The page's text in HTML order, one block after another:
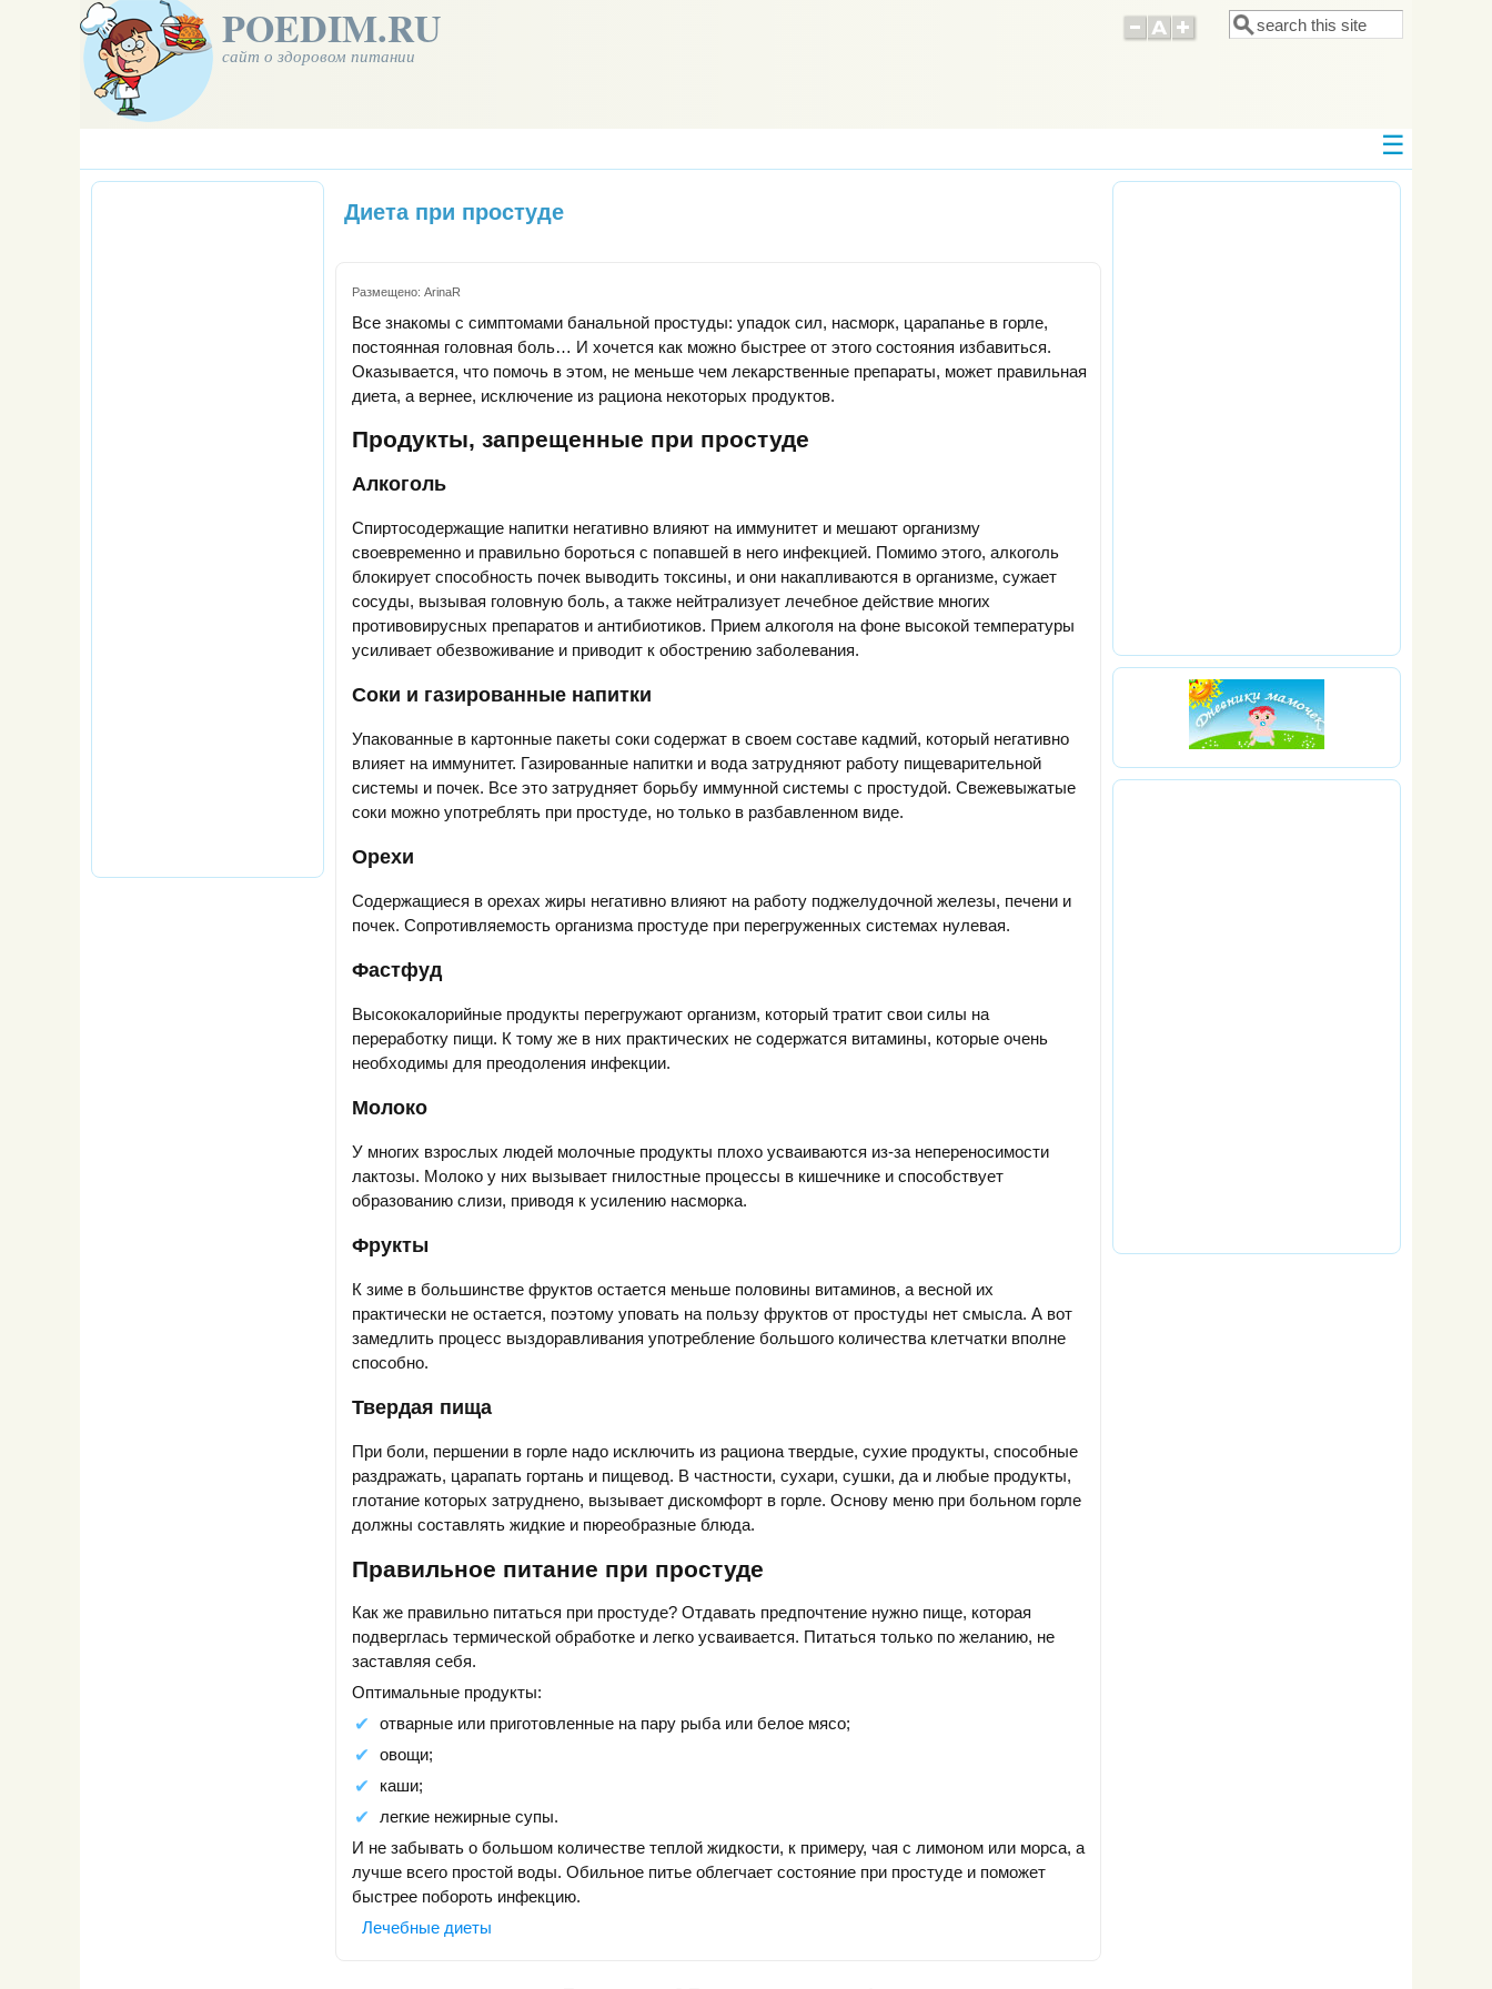
POEDIM.RU
сайт о здоровом питании
Форма поиска
Поиск
Диета при простуде
Размещено: ArinaR
Все знакомы с симптомами банальной простуды: упадок сил, насморк, царапанье в горле,
постоянная головная боль… И хочется как можно быстрее от этого состояния избавиться.
Оказывается, что помочь в этом, не меньше чем лекарственные препараты, может правильная
диета, а вернее, исключение из рациона некоторых продуктов.
Продукты, запрещенные при простуде
Алкоголь
Спиртосодержащие напитки негативно влияют на иммунитет и мешают организму
своевременно и правильно бороться с попавшей в него инфекцией. Помимо этого, алкоголь
блокирует способность почек выводить токсины, и они накапливаются в организме, сужает
сосуды, вызывая головную боль, а также нейтрализует лечебное действие многих
противовирусных препаратов и антибиотиков. Прием алкоголя на фоне высокой температуры
усиливает обезвоживание и приводит к обострению заболевания.
Соки и газированные напитки
Упакованные в картонные пакеты соки содержат в своем составе кадмий, который негативно
влияет на иммунитет. Газированные напитки и вода затрудняют работу пищеварительной
системы и почек. Все это затрудняет борьбу иммунной системы с простудой. Свежевыжатые
соки можно употреблять при простуде, но только в разбавленном виде.
Орехи
Содержащиеся в орехах жиры негативно влияют на работу поджелудочной железы, печени и
почек. Сопротивляемость организма простуде при перегруженных системах нулевая.
Фастфуд
Высококалорийные продукты перегружают организм, который тратит свои силы на
переработку пищи. К тому же в них практических не содержатся витамины, которые очень
необходимы для преодоления инфекции.
Молоко
У многих взрослых людей молочные продукты плохо усваиваются из-за непереносимости
лактозы. Молоко у них вызывает гнилостные процессы в кишечнике и способствует
образованию слизи, приводя к усилению насморка.
Фрукты
К зиме в большинстве фруктов остается меньше половины витаминов, а весной их
практически не остается, поэтому уповать на пользу фруктов от простуды нет смысла. А вот
замедлить процесс выздоравливания употребление большого количества клетчатки вполне
способно.
Твердая пища
При боли, першении в горле надо исключить из рациона твердые, сухие продукты, способные
раздражать, царапать гортань и пищевод. В частности, сухари, сушки, да и любые продукты,
глотание которых затруднено, вызывает дискомфорт в горле. Основу меню при больном горле
должны составлять жидкие и пюреобразные блюда.
Правильное питание при простуде
Как же правильно питаться при простуде? Отдавать предпочтение нужно пище, которая
подверглась термической обработке и легко усваивается. Питаться только по желанию, не
заставляя себя.
Оптимальные продукты:
отварные или приготовленные на пару рыба или белое мясо;
овощи;
каши;
легкие нежирные супы.
И не забывать о большом количестве теплой жидкости, к примеру, чая с лимоном или морса, а
лучше всего простой воды. Обильное питье облегчает состояние при простуде и поможет
быстрее побороть инфекцию.
Лечебные диеты